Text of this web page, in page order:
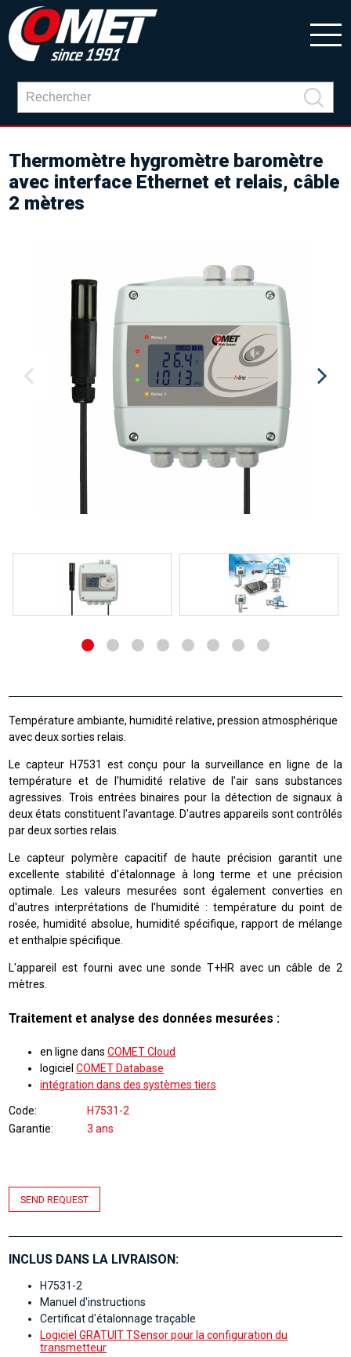
Thermomètre hygromètre baromètre
avec interface Ethernet et relais, câble
2 mètres
Température ambiante, humidité relative, pression atmosphérique
avec deux sorties relais.
Le capteur H7531 est conçu pour la surveillance en ligne de la
température et de l'humidité relative de l'air sans substances
agressives. Trois entrées binaires pour la détection de signaux à
deux états constituent l'avantage. D'autres appareils sont contrôlés
par deux sorties relais.
Le capteur polymère capacitif de haute précision garantit une
excellente stabilité d'étalonnage à long terme et une précision
optimale. Les valeurs mesurées sont également converties en
d'autres interprétations de l'humidité : température du point de
rosée, humidité absolue, humidité spécifique, rapport de mélange
et enthalpie spécifique.
L'appareil est fourni avec une sonde T+HR avec un câble de 2
mètres.
Traitement et analyse des données mesurées :
en ligne dansCOMET Cloud
logicielCOMET Database
intégration dans des systèmes tiers
Code
H7531-2
Garantie
3 ans
SEND REQUEST
INCLUS DANS LA LIVRAISON:
H7531-2
Manuel d'instructions
Certificat d'étalonnage traçable
Logiciel GRATUIT TSensor pour la configuration du
transmetteur